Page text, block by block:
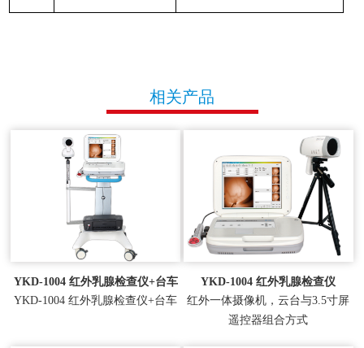
相关产品
YKD-1004 红外乳腺检查仪+台车
YKD-1004 红外乳腺检查仪+台车
YKD-1004 红外乳腺检查仪
红外一体摄像机，云台与3.5寸屏
遥控器组合方式